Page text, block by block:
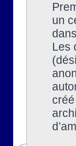
un
Les